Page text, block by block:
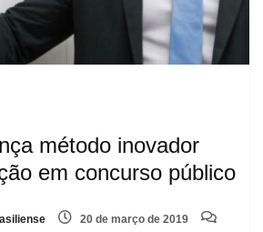
método inovador
em concurso público
20 de março de 2019